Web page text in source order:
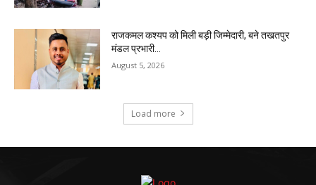
राजकमल कश्यप को मिली बड़ी जिम्मेदारी, बने तखतपुर
मंडल प्रभारी…
August 5, 2026
Load more